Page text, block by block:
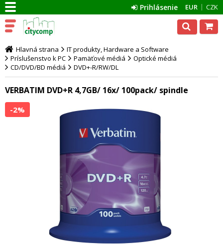
EUR CZK
Prihlásenie
Hlavná strana
IT produkty, Hardware a Software
Príslušenstvo k PC
Pamäťové médiá
Optické médiá
CD/DVD/BD médiá
DVD+-R/RW/DL
VERBATIM DVD+R 4,7GB/ 16x/ 100pack/ spindle
-2%